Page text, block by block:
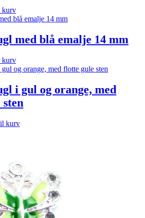
kurv
med blå emalje 14 mm
kurv
i gul og orange, med
kurv